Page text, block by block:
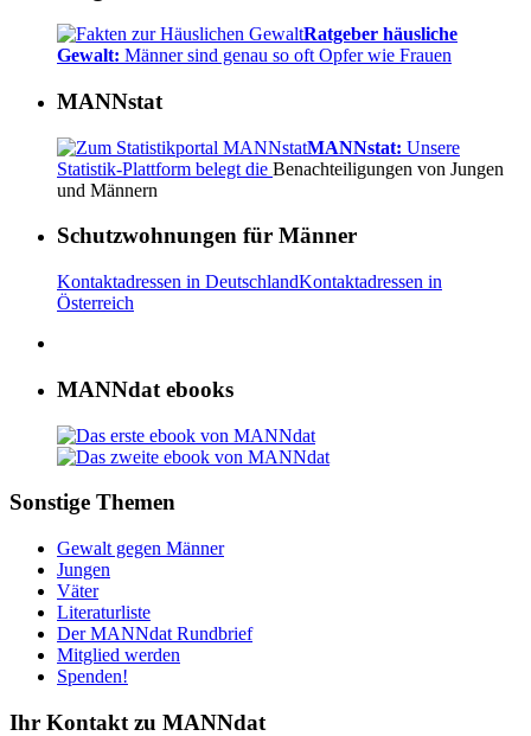
Ratgeber häusliche
Gewalt: Männer sind genau so oft Opfer wie Frauen
MANNstat
MANNstat: Unsere
Statistik-Plattform belegt die Benachteiligungen von Jungen
und Männern
Schutzwohnungen für Männer
Kontaktadressen in DeutschlandKontaktadressen in
Österreich
MANNdat ebooks
Sonstige Themen
Gewalt gegen Männer
Jungen
Väter
Literaturliste
Der MANNdat Rundbrief
Mitglied werden
Spenden!
Ihr Kontakt zu MANNdat